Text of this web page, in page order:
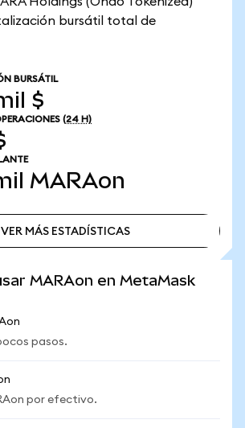
bursátil total de
BURSÁTIL
$
(24 H)
MARAon
VER MÁS ESTADÍSTICAS
MARAon en MetaMask
pasos.
por efectivo.